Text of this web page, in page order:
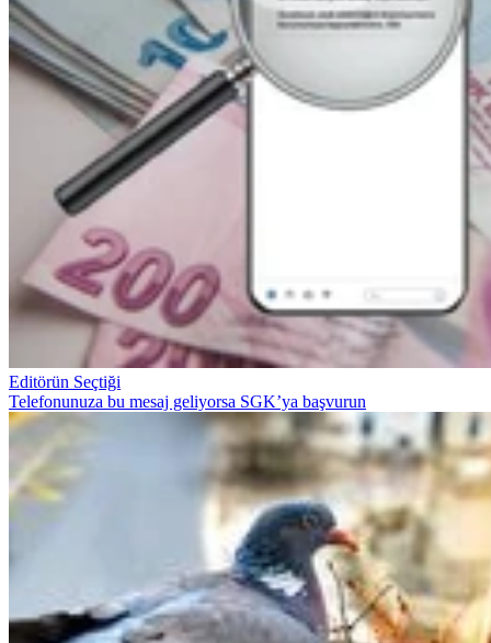
Editörün Seçtiği
Telefonunuza bu mesaj geliyorsa SGK’ya başvurun